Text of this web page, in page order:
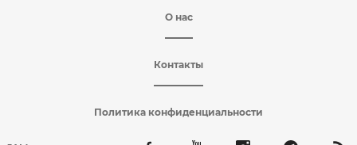
О нас
Контакты
Политика конфиденциальности